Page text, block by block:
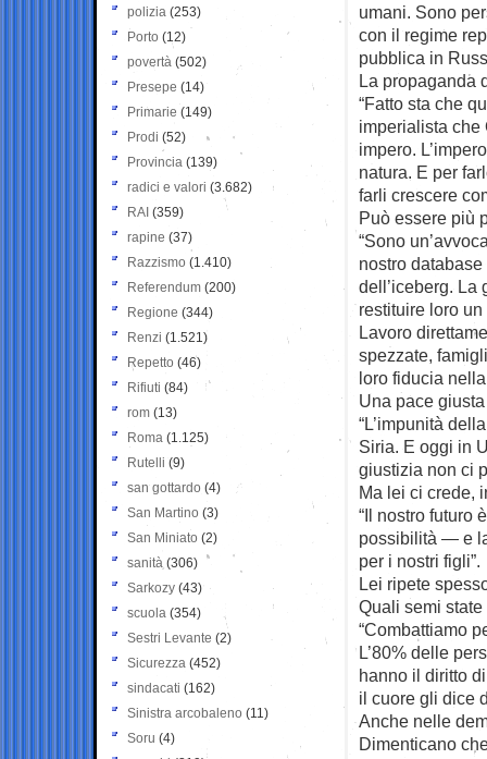
umani. Sono
con il regime
pubblica in
La propaganda
“Fatto sta che
imperialista che
impero.
natura. E per
farli crescere
Può essere più
“Sono
nostro
dell’iceberg. La
restituire loro
Lavoro
spezzate,
loro fiducia
Una pace
“L’impunità
Siria. E oggi in
giustizia non ci
Ma lei ci crede,
“Il nostro futuro
possibilità — e
per i nostri figli”.
Lei ripete
Quali semi
“Combattiamo
L’80% delle
hanno il diritto
il cuore gli dice
Anche nelle
Dimenticano
polizia (253)
Porto (12)
povertà (502)
Presepe (14)
Primarie (149)
Prodi (52)
Provincia (139)
radici e valori (3.682)
RAI (359)
rapine (37)
Razzismo (1.410)
Referendum (200)
Regione (344)
Renzi (1.521)
Repetto (46)
Rifiuti (84)
rom (13)
Roma (1.125)
Rutelli (9)
san gottardo (4)
San Martino (3)
San Miniato (2)
sanità (306)
Sarkozy (43)
scuola (354)
Sestri Levante (2)
Sicurezza (452)
sindacati (162)
Sinistra arcobaleno (11)
Soru (4)